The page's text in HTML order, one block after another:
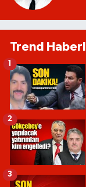
Trend
2
3